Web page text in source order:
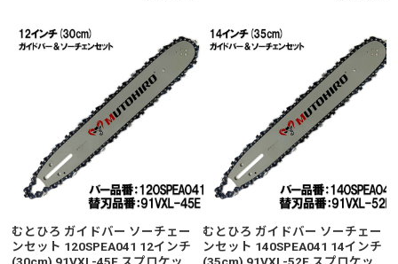
むとひろ ガイドバー ソーチェー
ンセット 120SPEA041 12インチ
むとひろ ガイドバー ソーチェー
ンセット 140SPEA041 14インチ